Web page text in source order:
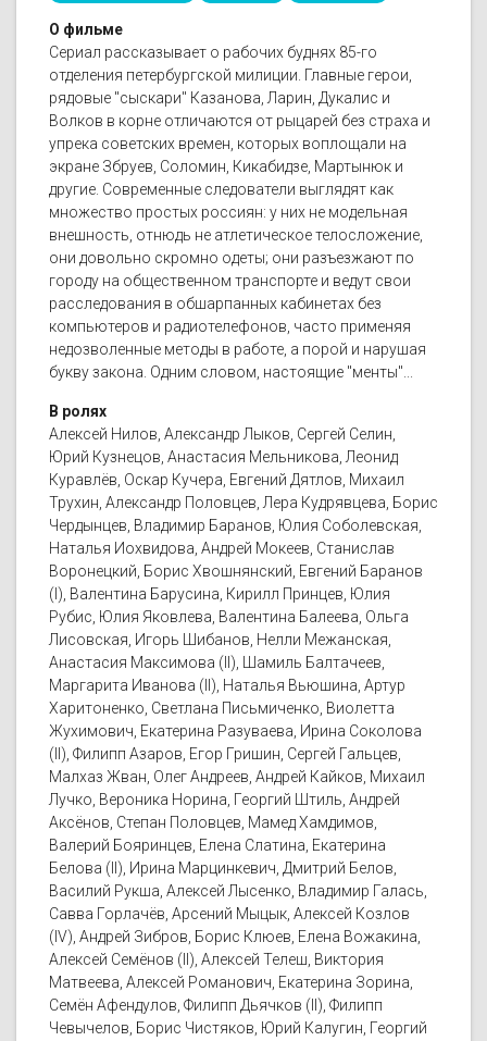
О фильме
Сериал рассказывает о рабочих буднях 85-го
отделения петербургской милиции. Главные герои,
рядовые "сыскари" Казанова, Ларин, Дукалис и
Волков в корне отличаются от рыцарей без страха и
упрека советских времен, которых воплощали на
экране Збруев, Соломин, Кикабидзе, Мартынюк и
другие. Современные следователи выглядят как
множество простых россиян: у них не модельная
внешность, отнюдь не атлетическое телосложение,
они довольно скромно одеты; они разъезжают по
городу на общественном транспорте и ведут свои
расследования в обшарпанных кабинетах без
компьютеров и радиотелефонов, часто применяя
недозволенные методы в работе, а порой и нарушая
букву закона. Одним словом, настоящие "менты"...
В ролях
Алексей Нилов, Александр Лыков, Сергей Селин,
Юрий Кузнецов, Анастасия Мельникова, Леонид
Куравлёв, Оскар Кучера, Евгений Дятлов, Михаил
Трухин, Александр Половцев, Лера Кудрявцева, Борис
Чердынцев, Владимир Баранов, Юлия Соболевская,
Наталья Иохвидова, Андрей Мокеев, Станислав
Воронецкий, Борис Хвошнянский, Евгений Баранов
(I), Валентина Барусина, Кирилл Принцев, Юлия
Рубис, Юлия Яковлева, Валентина Балеева, Ольга
Лисовская, Игорь Шибанов, Нелли Межанская,
Анастасия Максимова (II), Шамиль Балтачеев,
Маргарита Иванова (II), Наталья Вьюшина, Артур
Харитоненко, Светлана Письмиченко, Виолетта
Жухимович, Екатерина Разуваева, Ирина Соколова
(II), Филипп Азаров, Егор Гришин, Сергей Гальцев,
Малхаз Жван, Олег Андреев, Андрей Кайков, Михаил
Лучко, Вероника Норина, Георгий Штиль, Андрей
Аксёнов, Степан Половцев, Мамед Хамдимов,
Валерий Бояринцев, Елена Слатина, Екатерина
Белова (II), Ирина Марцинкевич, Дмитрий Белов,
Василий Рукша, Алексей Лысенко, Владимир Галась,
Савва Горлачёв, Арсений Мыцык, Алексей Козлов
(IV), Андрей Зибров, Борис Клюев, Елена Вожакина,
Алексей Семёнов (II), Алексей Телеш, Виктория
Матвеева, Алексей Романович, Екатерина Зорина,
Семён Афендулов, Филипп Дьячков (II), Филипп
Чевычелов, Борис Чистяков, Юрий Калугин, Георгий